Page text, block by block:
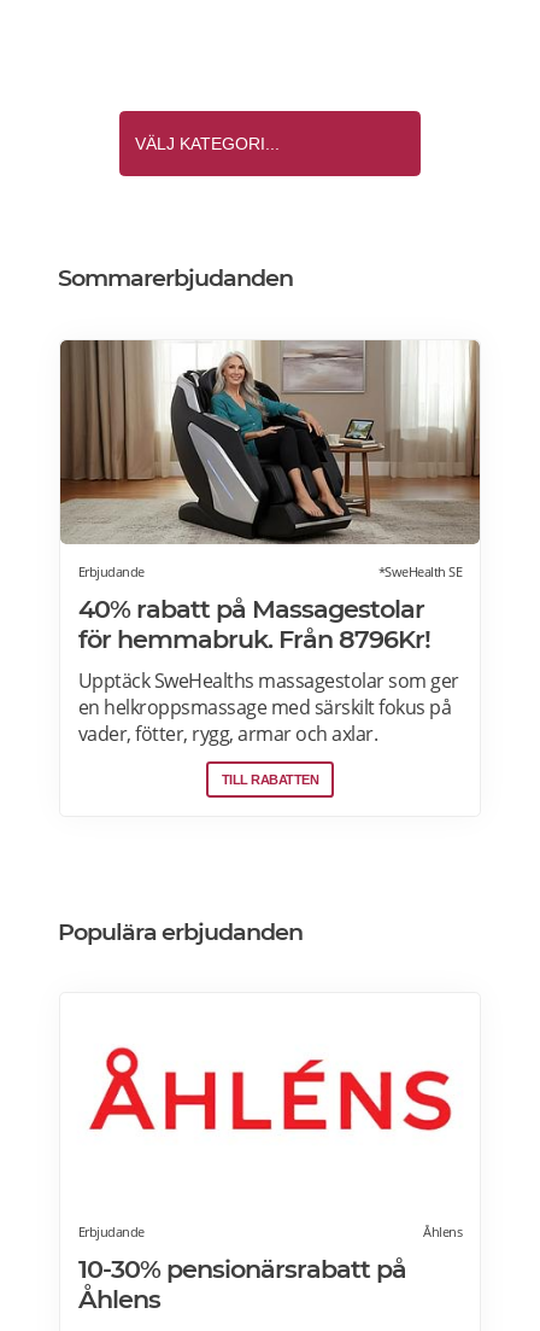
Sommarerbjudanden
Erbjudande *SweHealth SE
40% rabatt på Massagestolar
för hemmabruk. Från 8796Kr!
Upptäck SweHealths massagestolar som ger
en helkroppsmassage med särskilt fokus på
vader, fötter, rygg, armar och axlar.
Fördelarna med att använda en massagestol
inkluderar: förbättra blodcirkulationen,
från 8796Kr. Läs mer om massagestolar på
SweHealth.se>>>
TILL RABATTEN
Populära erbjudanden
Erbjudande Åhlens
10-30% pensionärsrabatt på
Åhlens